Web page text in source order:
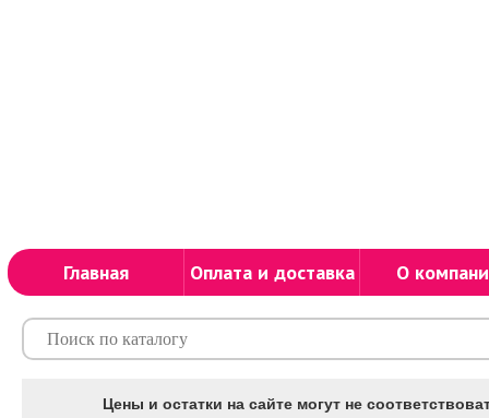
Главная Оплата и доставка О
Цены и остатки на сайте могут не